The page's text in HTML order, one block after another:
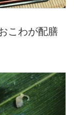
こわが配膳